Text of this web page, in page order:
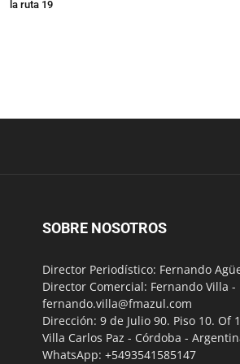
la ruta 19
SOBRE NOSOTROS
Director Periodístico: Fernando
Director Comercial: Fernando Villa -
fernando.villa@fmazul.com
Dirección: 9 de Julio 90. Piso 10. Of
Villa Carlos Paz - Córdoba -
WhatsApp: +5493541585147